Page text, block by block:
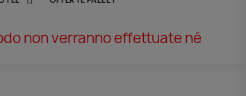
non verranno effettuate né